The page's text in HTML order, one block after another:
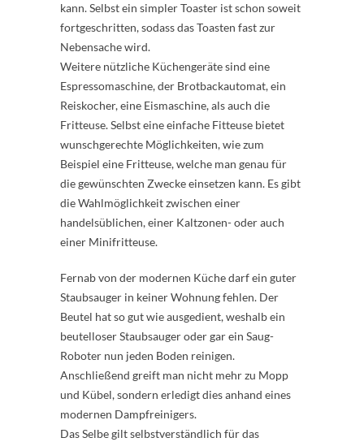
kann. Selbst ein simpler Toaster ist schon soweit
fortgeschritten, sodass das Toasten fast zur
Nebensache wird.
Weitere nützliche Küchengeräte sind eine
Espressomaschine, der Brotbackautomat, ein
Reiskocher, eine Eismaschine, als auch die
Fritteuse. Selbst eine einfache Fitteuse bietet
wunschgerechte Möglichkeiten, wie zum
Beispiel eine Fritteuse, welche man genau für
die gewünschten Zwecke einsetzen kann. Es gibt
die Wahlmöglichkeit zwischen einer
handelsüblichen, einer Kaltzonen- oder auch
einer Minifritteuse.
Fernab von der modernen Küche darf ein guter
Staubsauger in keiner Wohnung fehlen. Der
Beutel hat so gut wie ausgedient, weshalb ein
beutelloser Staubsauger oder gar ein Saug-
Roboter nun jeden Boden reinigen.
Anschließend greift man nicht mehr zu Mopp
und Kübel, sondern erledigt dies anhand eines
modernen Dampfreinigers.
Das Selbe gilt selbstverständlich für das